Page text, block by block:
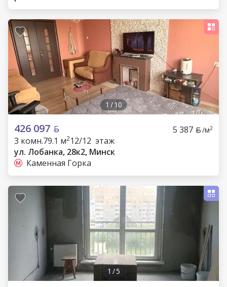
1 /10
426 097 5 387 /м2
3 комн.79.1 м212/12 этаж
ул. Лобанка, 28к2, Минск
Каменная Горка
1 /5